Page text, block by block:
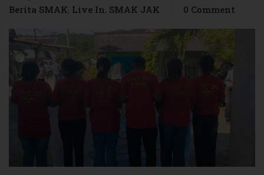
Berita SMAK, Live In, SMAK JAK 0 Comment